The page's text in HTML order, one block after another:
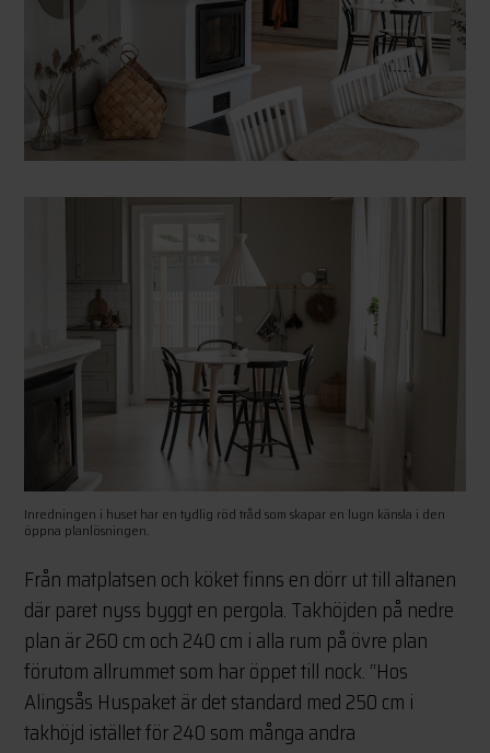
Inredningen i huset har en tydlig röd tråd som skapar en lugn känsla i den
öppna planlösningen.
Från matplatsen och köket finns en dörr ut till altanen
där paret nyss byggt en pergola. Takhöjden på nedre
plan är 260 cm och 240 cm i alla rum på övre plan
förutom allrummet som har öppet till nock. “Hos
Alingsås Huspaket är det standard med 250 cm i
takhöjd istället för 240 som många andra